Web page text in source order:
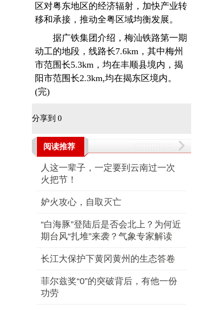
区对粤东地区的经济辐射，加快产业转
移和承接，推动全粤区域均衡发展。
据广铁集团介绍，梅汕铁路第一期
动工的地段，线路长7.6km，其中梅州
市范围长5.3km，均在丰顺县境内，揭
阳市范围长2.3km,均在揭东区境内。
(完)
分享到 0
阅读推荐
人这一辈子，一定要到云南过一次
火把节！
妒火攻心，自取灭亡
“白海豚”登陆后是否会北上？为何近
期台风“扎堆”来袭？气象专家解读
长江大保护下黄冈黄州的生态答卷
菲尔兹奖“0”的突破背后，有他一份
功劳